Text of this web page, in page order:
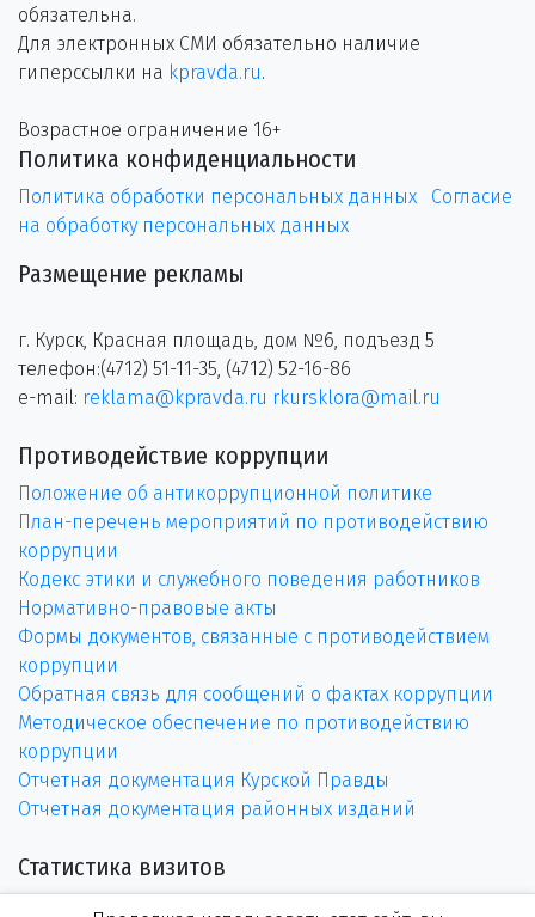
обязательна.
Для электронных СМИ обязательно наличие
гиперссылки на kpravda.ru.
Возрастное ограничение 16+
Политика конфиденциальности
Политика обработки персональных данных
Согласие
на обработку персональных данных
Размещение рекламы
г. Курск, Красная площадь, дом №6, подъезд 5
телефон:(4712) 51-11-35, (4712) 52-16-86
e-mail: reklama@kpravda.ru rkursklora@mail.ru
Противодействие коррупции
Положение об антикоррупционной политике
План-перечень мероприятий по противодействию
коррупции
Кодекс этики и служебного поведения работников
Нормативно-правовые акты
Формы документов, связанные с противодействием
коррупции
Обратная связь для сообщений о фактах коррупции
Методическое обеспечение по противодействию
коррупции
Отчетная документация Курской Правды
Отчетная документация районных изданий
Статистика визитов